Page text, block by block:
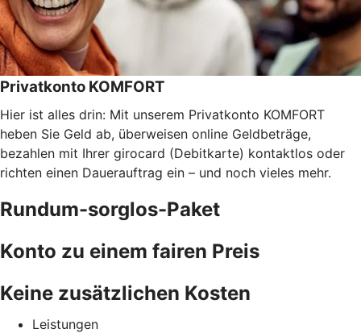
Privatkonto KOMFORT
Hier ist alles drin: Mit unserem Privatkonto KOMFORT
heben Sie Geld ab, überweisen online Geldbeträge,
bezahlen mit Ihrer girocard (Debitkarte) kontaktlos oder
richten einen Dauerauftrag ein – und noch vieles mehr.
Rundum-sorglos-Paket
Konto zu einem fairen Preis
Keine zusätzlichen Kosten
Leistungen